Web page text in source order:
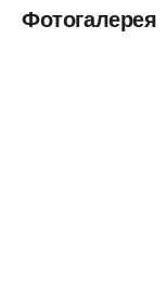
Фотогалерея